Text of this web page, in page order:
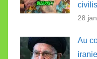
28
Au